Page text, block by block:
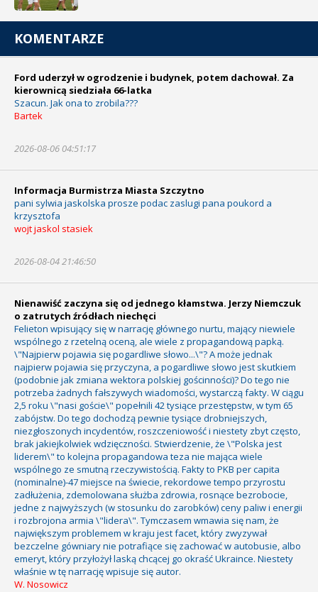
KOMENTARZE
Ford uderzył w ogrodzenie i budynek, potem dachował. Za
kierownicą siedziała 66-latka
Szacun. Jak ona to zrobila???
Bartek
2026-08-06 04:51:17
Informacja Burmistrza Miasta Szczytno
pani sylwia jaskolska prosze podac zaslugi pana poukord a
krzysztofa
wojt jaskol stasiek
2026-08-04 21:46:50
Nienawiść zaczyna się od jednego kłamstwa. Jerzy Niemczuk
o zatrutych źródłach niechęci
Felieton wpisujący się w narrację głównego nurtu, mający niewiele
wspólnego z rzetelną oceną, ale wiele z propagandową papką.
\"Najpierw pojawia się pogardliwe słowo...\"? A może jednak
najpierw pojawia się przyczyna, a pogardliwe słowo jest skutkiem
(podobnie jak zmiana wektora polskiej gościnności)? Do tego nie
potrzeba żadnych fałszywych wiadomości, wystarczą fakty. W ciągu
2,5 roku \"nasi goście\" popełnili 42 tysiące przestępstw, w tym 65
zabójstw. Do tego dochodzą pewnie tysiące drobniejszych,
niezgłoszonych incydentów, roszczeniowość i niestety zbyt często,
brak jakiejkolwiek wdzięczności. Stwierdzenie, że \"Polska jest
liderem\" to kolejna propagandowa teza nie mająca wiele
wspólnego ze smutną rzeczywistością. Fakty to PKB per capita
(nominalne)-47 miejsce na świecie, rekordowe tempo przyrostu
zadłużenia, zdemolowana służba zdrowia, rosnące bezrobocie,
jedne z najwyższych (w stosunku do zarobków) ceny paliw i energii
i rozbrojona armia \"lidera\". Tymczasem wmawia się nam, że
największym problemem w kraju jest facet, który zwyzywał
bezczelne gówniary nie potrafiące się zachować w autobusie, albo
emeryt, który przyłożył laską chcącej go okraść Ukraince. Niestety
właśnie w tę narrację wpisuje się autor.
W. Nosowicz